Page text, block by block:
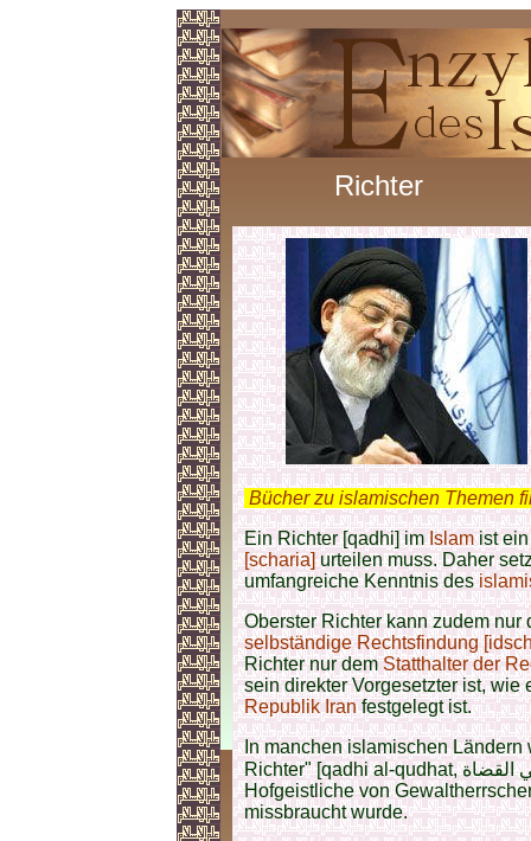
Richter
Bücher zu islamischen Themen
Ein Richter [qadhi] imIslamist ein
[scharia]urteilen muss. Daher
umfangreiche Kenntnis des
Oberster Richter kann zudem
selbständige Rechtsfindung
Richter nur demStatthalter der
sein direkter Vorgesetzter ist, wie
Republik Iranfestgelegt ist.
In manchen islamischen
Richter" [qadhi al-qudhat, قاضي القضاة ] genannt. Sie waren aber oft nur
Hofgeistliche von
missbraucht wurde.